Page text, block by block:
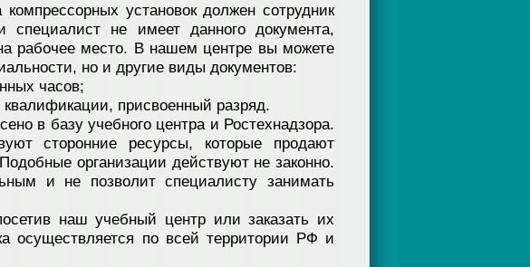
установок должен сотрудник
не имеет данного документа,
рабочее место. В нашем центре вы можете
но и другие виды документов:
часов;
присвоенный разряд.
в базу учебного центра и Ростехнадзора.
сторонние ресурсы, которые продают
организации действуют не законно.
и не позволит специалисту занимать
наш учебный центр или заказать их
осуществляется по всей территории РФ и